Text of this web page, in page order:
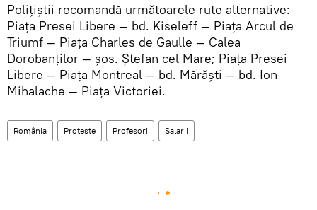
Poliţiştii recomandă următoarele rute alternative:
Piaţa Presei Libere — bd. Kiseleff — Piaţa Arcul de
Triumf — Piaţa Charles de Gaulle — Calea
Dorobanţilor — şos. Ştefan cel Mare; Piaţa Presei
Libere — Piaţa Montreal — bd. Mărăşti — bd. Ion
Mihalache — Piaţa Victoriei.
România Proteste Profesori Salarii